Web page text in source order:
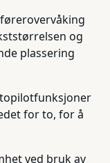
og
plassering
for to, for å
ved bruk av